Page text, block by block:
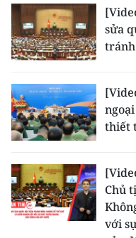
VỀ BÁO NHÂN DÂN
THỜI NAY
NHÂN DÂN CUỐI
NHÂN DÂN HẰNG
MUA BÁO
ĐỌC BÁO IN
sửa
thiết
Chủ
với